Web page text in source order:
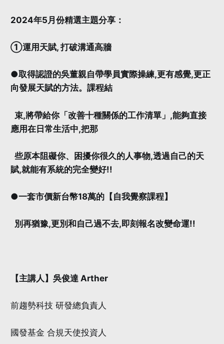
2024年5月份精選主題分享：
①運用天賦, 打破溝通高牆
●取得認證的吳董親自帶學員實際操練,更有感覺,更正
向發展天賦的方法。課程結
束,將帶給你「改善十種關係的工作清單」,能夠直接
應用在日常生活中,把那
些原本阻礙你、困擾你很久的人事物,透過自己的天
賦,就能有系統的完全變好!!
●一套市價新台幣18萬的【自我覺察課程】
別再猶豫,更別和自己過不去,即刻報名改變命運!!
【主講人】吳俊達 Arther
前趨勢科技 研發總負責人
國發基金 合規天使投資人